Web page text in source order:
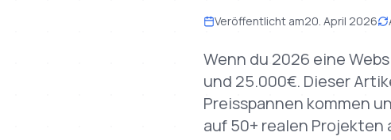
Veröffentlicht am20. April 2026
Wenn du 2026 eine
und 25.000€. Dieser
Preisspannen kommen
auf 50+ realen Projekten